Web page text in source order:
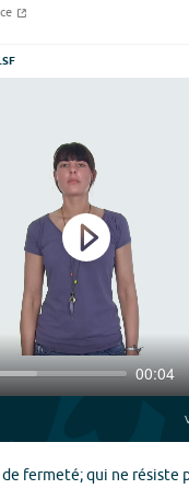
00:04
Play
fermeté; qui ne résiste